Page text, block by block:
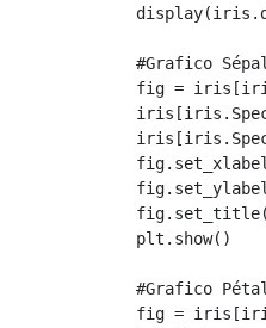
display(iris .
#Grafico
fig = iris [
iris [iris .
iris [iris .
fig. set_xlabel
fig. set_ylabel
fig. set_title(
plt . show()
#Grafico
fig = iris [